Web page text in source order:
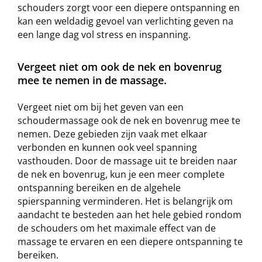
schouders zorgt voor een diepere ontspanning en
kan een weldadig gevoel van verlichting geven na
een lange dag vol stress en inspanning.
Vergeet niet om ook de nek en bovenrug
mee te nemen in de massage.
Vergeet niet om bij het geven van een
schoudermassage ook de nek en bovenrug mee te
nemen. Deze gebieden zijn vaak met elkaar
verbonden en kunnen ook veel spanning
vasthouden. Door de massage uit te breiden naar
de nek en bovenrug, kun je een meer complete
ontspanning bereiken en de algehele
spierspanning verminderen. Het is belangrijk om
aandacht te besteden aan het hele gebied rondom
de schouders om het maximale effect van de
massage te ervaren en een diepere ontspanning te
bereiken.